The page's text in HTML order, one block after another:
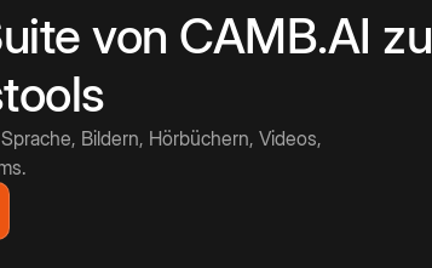
von CAMB.AI zu
Bildern, Hörbüchern, Videos,